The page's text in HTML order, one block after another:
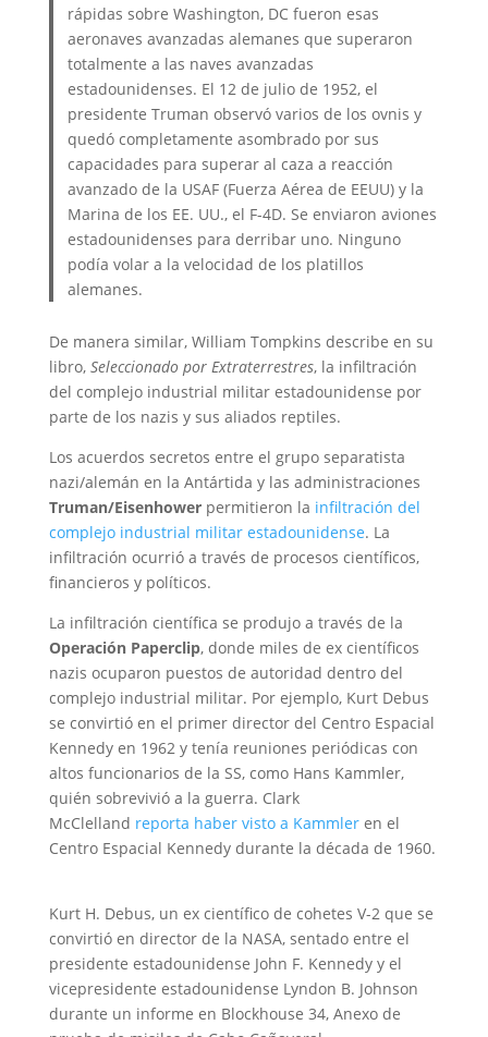
rápidas sobre Washington, DC fueron esas
aeronaves avanzadas alemanes que superaron
totalmente a las naves avanzadas
estadounidenses. El 12 de julio de 1952, el
presidente Truman observó varios de los ovnis y
quedó completamente asombrado por sus
capacidades para superar al caza a reacción
avanzado de la USAF (Fuerza Aérea de EEUU) y la
Marina de los EE. UU., el F-4D. Se enviaron aviones
estadounidenses para derribar uno. Ninguno
podía volar a la velocidad de los platillos
alemanes.
De manera similar, William Tompkins describe en su
libro, Seleccionado por Extraterrestres, la infiltración
del complejo industrial militar estadounidense por
parte de los nazis y sus aliados reptiles.
Los acuerdos secretos entre el grupo separatista
nazi/alemán en la Antártida y las administraciones
Truman/Eisenhowerpermitieron la infiltración del
complejo industrial militar estadounidense. La
infiltración ocurrió a través de procesos científicos,
financieros y políticos.
La infiltración científica se produjo a través de la
Operación Paperclip, donde miles de ex científicos
nazis ocuparon puestos de autoridad dentro del
complejo industrial militar. Por ejemplo, Kurt Debus
se convirtió en el primer director del Centro Espacial
Kennedy en 1962 y tenía reuniones periódicas con
altos funcionarios de la SS, como Hans Kammler,
quién sobrevivió a la guerra. Clark
McClelland reporta haber visto a Kammleren el
Centro Espacial Kennedy durante la década de 1960.
Kurt H. Debus, un ex científico de cohetes V-2 que se
convirtió en director de la NASA, sentado entre el
presidente estadounidense John F. Kennedy y el
vicepresidente estadounidense Lyndon B. Johnson
durante un informe en Blockhouse 34, Anexo de